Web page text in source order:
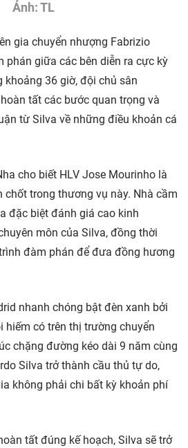
Ảnh: TL
gia chuyển nhượng Fabrizio
phán giữa các bên diễn ra cực kỳ
khoảng 36 giờ, đội chủ sân
tất các bước quan trọng và
từ Silva về những điều khoản cá
cho biết HLV Jose Mourinho là
chốt trong thương vụ này. Nhà cầm
đặc biệt đánh giá cao kinh
môn của Silva, đồng thời
đàm phán để đưa đồng hương
nhanh chóng bật đèn xanh bởi
hiếm có trên thị trường chuyển
chặng đường kéo dài 9 năm cùng
Silva trở thành cầu thủ tự do,
không phải chi bất kỳ khoản phí
tất đúng kế hoạch, Silva sẽ trở